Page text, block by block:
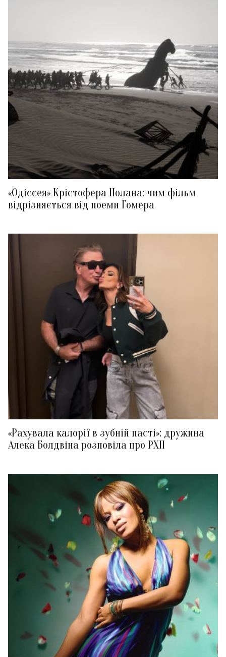
«Одіссея» Крістофера Нолана: чим фільм
відрізняється від поеми Гомера
«Рахувала калорії в зубній пасті»: дружина
Алека Болдвіна розповіла про РХП